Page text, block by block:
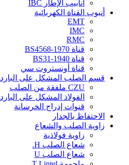
أنابيب الإطار IBC
أنبوب القناة الكهربائية
EMT
IMC
RMC
قناة BS4568-1970
قناة BS31-1940
قناة أونستروت سي
قسم الصلب المشكل على البارد
CZU ملفقة من الصلب
الفولاذ المشكل على البارد
قنوات إدراج الخرسانة
الاحتفاظ بالجدار
زاوية الصلب والشعاع
زاوية فولاذية
شعاع الصلب H.
شعاع الصلب U